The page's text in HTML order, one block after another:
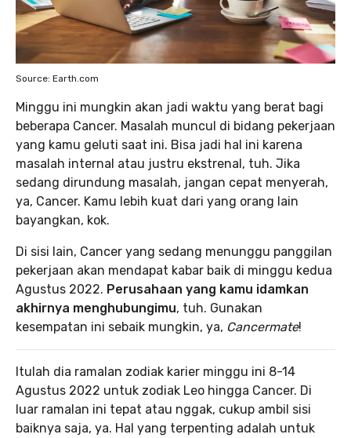
Source: Earth.com
Minggu ini mungkin akan jadi waktu yang berat bagi
beberapa Cancer. Masalah muncul di bidang pekerjaan
yang kamu geluti saat ini. Bisa jadi hal ini karena
masalah internal atau justru ekstrenal, tuh. Jika
sedang dirundung masalah, jangan cepat menyerah,
ya, Cancer. Kamu lebih kuat dari yang orang lain
bayangkan, kok.
Di sisi lain, Cancer yang sedang menunggu panggilan
pekerjaan akan mendapat kabar baik di minggu kedua
Agustus 2022. Perusahaan yang kamu idamkan
akhirnya menghubungimu, tuh. Gunakan
kesempatan ini sebaik mungkin, ya, Cancermate!
Itulah dia ramalan zodiak karier minggu ini 8-14
Agustus 2022 untuk zodiak Leo hingga Cancer. Di
luar ramalan ini tepat atau nggak, cukup ambil sisi
baiknya saja, ya. Hal yang terpenting adalah untuk